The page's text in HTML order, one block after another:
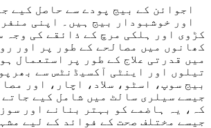
اجوائن کے بیج پودے سے حاصل کیے
اور خوشبودار بیج ہیں۔ اپنی
کڑوی اور ہلکی مرچ کے ذائقے کی وجہ
کھانوں میں مصالحے کے طور پر اور
میں قدرتی علاج کے طور پر استعمال
تیلوں اور اینٹی آکسیڈنٹس سے
بیج سوپ، اسٹو، سلاد، اچار، اور
جیسے سیلری سالٹ میں شامل کیے جاتے
کہ، یہ ہاضمے کو بہتر بنانے اور
جیسے مختلف صحت کے فوائد کے لیے